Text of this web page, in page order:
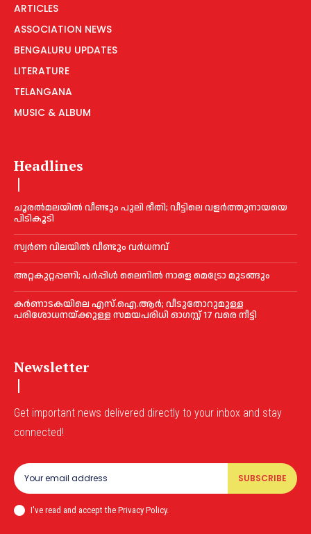
ARTICLES
ASSOCIATION NEWS
BENGALURU UPDATES
LITERATURE
TELANGANA
MUSIC & ALBUM
Headlines
ചൂരല്‍മലയില്‍ വീണ്ടും പുലി ഭീതി; വീട്ടിലെ വളര്‍ത്തുനായയെ
പിടികൂടി
സ്വർണ വിലയില്‍ വീണ്ടും വർധനവ്
അറ്റകുറ്റപ്പണി; പർപ്പിൾ ലൈനില്‍ നാളെ മെട്രോ മുടങ്ങും
കർണാടകയിലെ എസ്.ഐ.ആർ; വീടുതോറുമുള്ള
പരിശോധനയ്ക്കുള്ള സമയപരിധി ഓഗസ്റ്റ് 17 വരെ നീട്ടി
Newsletter
Get important news delivered directly to your inbox and stay
connected!
SUBSCRIBE
I've read and accept the Privacy Policy.